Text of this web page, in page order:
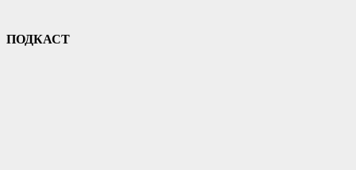
ПОДКАСТ